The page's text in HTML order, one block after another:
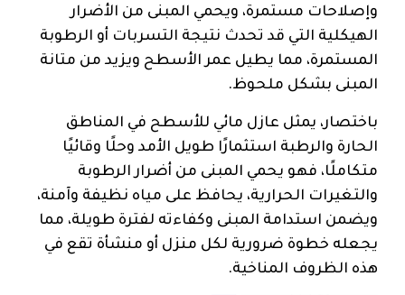
وإصلاحات مستمرة، ويحمي المبنى من الأضرار
الهيكلية التي قد تحدث نتيجة التسربات أو الرطوبة
المستمرة، مما يطيل عمر الأسطح ويزيد من متانة
المبنى بشكل ملحوظ.
باختصار، يمثل عازل مائي للأسطح في المناطق
الحارة والرطبة استثمارًا طويل الأمد وحلًا وقائيًا
متكاملًا، فهو يحمي المبنى من أضرار الرطوبة
والتغيرات الحرارية، يحافظ على مياه نظيفة وآمنة،
ويضمن استدامة المبنى وكفاءته لفترة طويلة، مما
يجعله خطوة ضرورية لكل منزل أو منشأة تقع في
هذه الظروف المناخية.